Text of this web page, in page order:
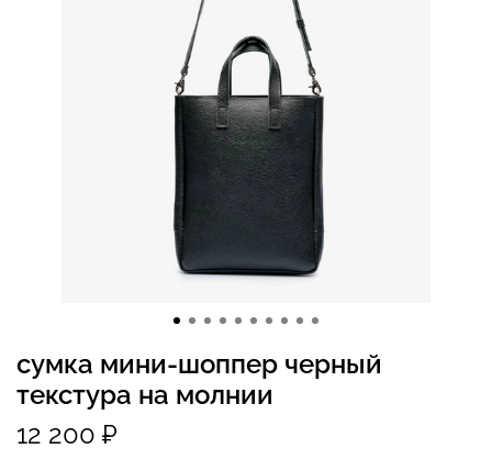
сумка мини-шоппер черный
текстура на молнии
12 200 ₽